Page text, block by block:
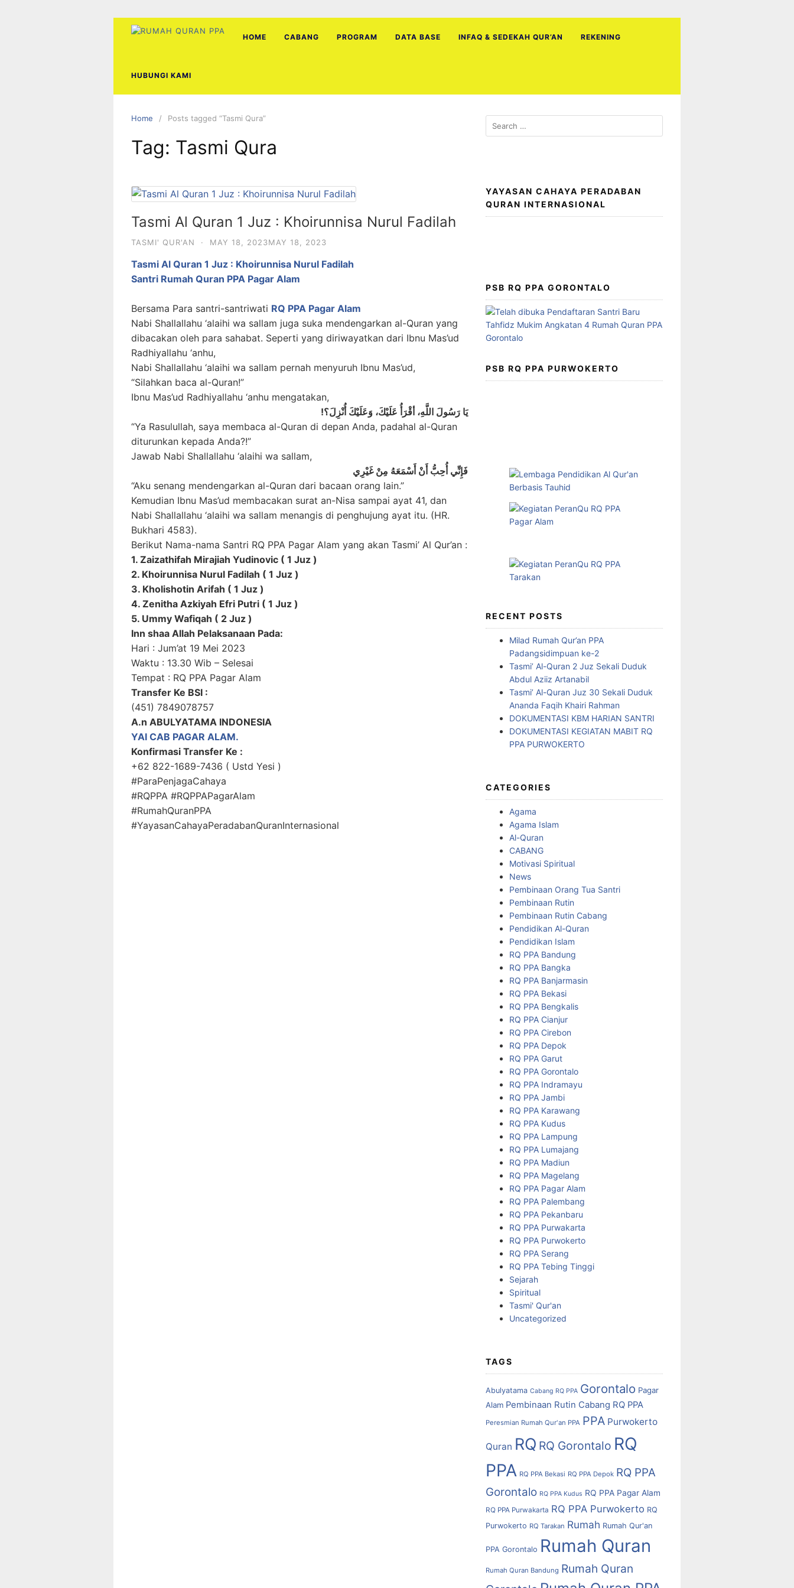
HOME CABANG PROGRAM DATA BASE INFAQ & SEDEKAH QUR’AN REKENING
HUBUNGI KAMI
Home Posts tagged “Tasmi Qura”
Tag: Tasmi Qura
Tasmi Al Quran 1 Juz : Khoirunnisa Nurul Fadilah
TASMI' QUR'AN · MAY 18, 2023MAY 18, 2023
Tasmi Al Quran 1 Juz : Khoirunnisa Nurul Fadilah
Santri Rumah Quran PPA Pagar Alam
Bersama Para santri-santriwati RQ PPA Pagar Alam
Nabi Shallallahu ‘alaihi wa sallam juga suka mendengarkan al-Quran yang
dibacakan oleh para sahabat. Seperti yang diriwayatkan dari Ibnu Mas’ud
Radhiyallahu ‘anhu,
Nabi Shallallahu ‘alaihi wa sallam pernah menyuruh Ibnu Mas’ud,
“Silahkan baca al-Quran!”
Ibnu Mas’ud Radhiyallahu ‘anhu mengatakan,
يَا رَسُولَ اللَّهِ، أقْرَأُ عَلَيْكَ، وَعَلَيْكَ أُنْزِلَ؟!
“Ya Rasulullah, saya membaca al-Quran di depan Anda, padahal al-Quran
diturunkan kepada Anda?!”
Jawab Nabi Shallallahu ‘alaihi wa sallam,
فَإِنِّي أُحِبُّ أَنْ أَسْمَعَهُ مِنْ غَيْرِي
“Aku senang mendengarkan al-Quran dari bacaan orang lain.”
Kemudian Ibnu Mas’ud membacakan surat an-Nisa sampai ayat 41, dan
Nabi Shallallahu ‘alaihi wa sallam menangis di penghujung ayat itu. (HR.
Bukhari 4583).
Berikut Nama-nama Santri RQ PPA Pagar Alam yang akan Tasmi’ Al Qur’an :
1. Zaizathifah Mirajiah Yudinovic ( 1 Juz )
2. Khoirunnisa Nurul Fadilah ( 1 Juz )
3. Kholishotin Arifah ( 1 Juz )
4. Zenitha Azkiyah Efri Putri ( 1 Juz )
5. Ummy Wafiqah ( 2 Juz )
Inn shaa Allah Pelaksanaan Pada:
Hari : Jum’at 19 Mei 2023
Waktu : 13.30 Wib – Selesai
Tempat : RQ PPA Pagar Alam
Transfer Ke BSI :
(451) 7849078757
A.n ABULYATAMA INDONESIA
YAI CAB PAGAR ALAM.
Konfirmasi Transfer Ke :
+62 822-1689-7436 ( Ustd Yesi )
#ParaPenjagaCahaya
#RQPPA #RQPPAPagarAlam
#RumahQuranPPA
#YayasanCahayaPeradabanQuranInternasional
Search
for:
YAYASAN CAHAYA PERADABAN
QURAN INTERNASIONAL
PSB RQ PPA GORONTALO
PSB RQ PPA PURWOKERTO
RECENT POSTS
Milad Rumah Qur’an PPA
Padangsidimpuan ke-2
Tasmi’ Al-Quran 2 Juz Sekali Duduk
Abdul Aziiz Artanabil
Tasmi’ Al-Quran Juz 30 Sekali Duduk
Ananda Faqih Khairi Rahman
DOKUMENTASI KBM HARIAN SANTRI
DOKUMENTASI KEGIATAN MABIT RQ
PPA PURWOKERTO
CATEGORIES
Agama
Agama Islam
Al-Quran
CABANG
Motivasi Spiritual
News
Pembinaan Orang Tua Santri
Pembinaan Rutin
Pembinaan Rutin Cabang
Pendidikan Al-Quran
Pendidikan Islam
RQ PPA Bandung
RQ PPA Bangka
RQ PPA Banjarmasin
RQ PPA Bekasi
RQ PPA Bengkalis
RQ PPA Cianjur
RQ PPA Cirebon
RQ PPA Depok
RQ PPA Garut
RQ PPA Gorontalo
RQ PPA Indramayu
RQ PPA Jambi
RQ PPA Karawang
RQ PPA Kudus
RQ PPA Lampung
RQ PPA Lumajang
RQ PPA Madiun
RQ PPA Magelang
RQ PPA Pagar Alam
RQ PPA Palembang
RQ PPA Pekanbaru
RQ PPA Purwakarta
RQ PPA Purwokerto
RQ PPA Serang
RQ PPA Tebing Tinggi
Sejarah
Spiritual
Tasmi' Qur'an
Uncategorized
TAGS
Abulyatama Cabang RQ PPA Gorontalo Pagar
Alam Pembinaan Rutin Cabang RQ PPA
Peresmian Rumah Qur'an PPA PPA Purwokerto
Quran RQ RQ Gorontalo RQ
PPA RQ PPA Bekasi RQ PPA Depok RQ PPA
Gorontalo RQ PPA Kudus RQ PPA Pagar Alam
RQ PPA Purwakarta RQ PPA Purwokerto RQ
Purwokerto RQ Tarakan Rumah Rumah Qur'an
PPA Gorontalo Rumah Quran
Rumah Quran Bandung Rumah Quran